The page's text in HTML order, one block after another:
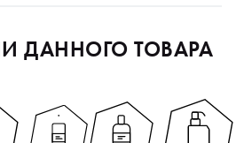
ДАННОГО ТОВАРА